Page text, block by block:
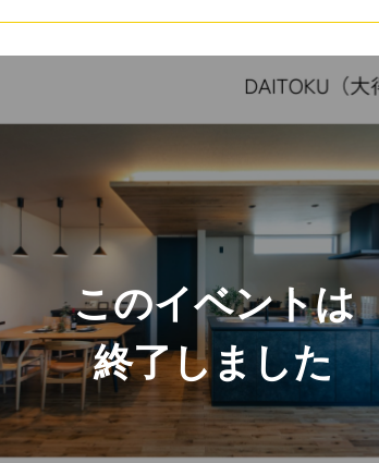
このイベントは
終了しました